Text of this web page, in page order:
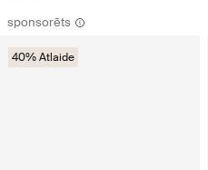
sponsorēts
40% Atlaide